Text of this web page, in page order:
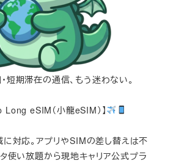
短期滞在の通信、もう迷わない。
Long eSIM（小龍eSIM）】
対応。アプリやSIMの差し替えは不
使い放題から現地キャリア公式プラ